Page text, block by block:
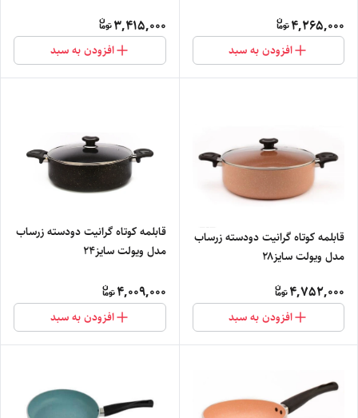
4,265,000
افزودن به سبد
3,415,000
افزودن به سبد
قابلمه کوتاه گرانیت دودسته زرساب
مدل ویولت سایز۲۸
4,752,000
افزودن به سبد
قابلمه کوتاه گرانیت دودسته زرساب
مدل ویولت سایز۲۴
4,009,000
افزودن به سبد